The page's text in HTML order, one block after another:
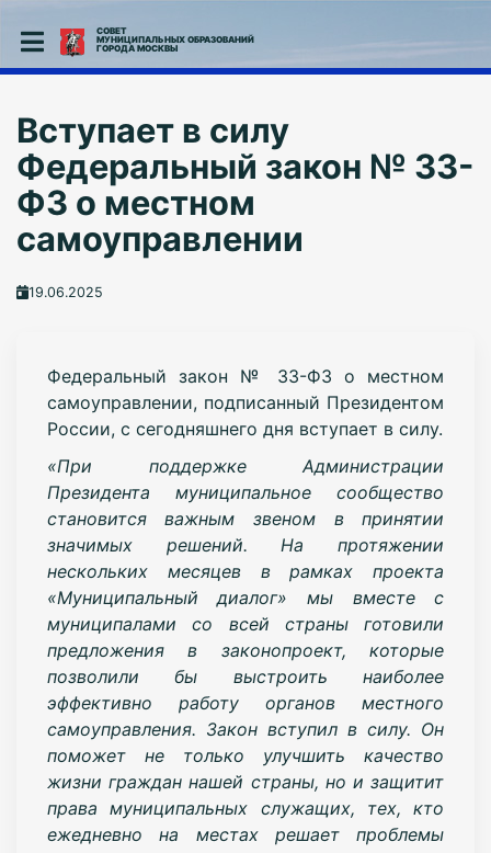
СОВЕТ
МУНИЦИПАЛЬНЫХ ОБРАЗОВАНИЙ
ГОРОДА МОСКВЫ
Вступает в силу
Федеральный закон № 33-
ФЗ о местном
самоуправлении
19.06.2025
Федеральный закон № 33-ФЗ о местном
самоуправлении, подписанный Президентом
России, с сегодняшнего дня вступает в силу.
«При поддержке Администрации
Президента муниципальное сообщество
становится важным звеном в принятии
значимых решений. На протяжении
нескольких месяцев в рамках проекта
«Муниципальный диалог» мы вместе с
муниципалами со всей страны готовили
предложения в законопроект, которые
позволили бы выстроить наиболее
эффективно работу органов местного
самоуправления. Закон вступил в силу. Он
поможет не только улучшить качество
жизни граждан нашей страны, но и защитит
права муниципальных служащих, тех, кто
ежедневно на местах решает проблемы